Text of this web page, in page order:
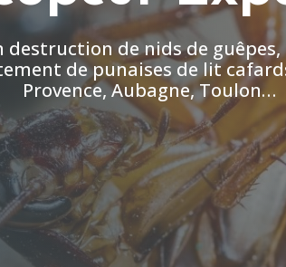
de nids de
de punaises de lit
Provence, Aubagne, Toulon…